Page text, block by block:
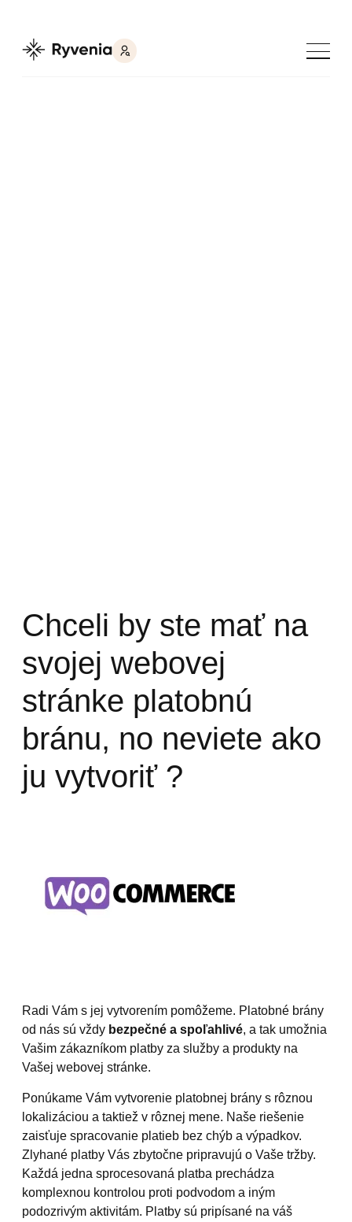
Chceli by ste mať na
svojej webovej
stránke platobnú
bránu, no neviete ako
ju vytvoriť ?
Radi Vám s jej vytvorením pomôžeme. Platobné brány
od nás sú vždy bezpečné a spoľahlivé, a tak umožnia
Vašim zákazníkom platby za služby a produkty na
Vašej webovej stránke.
Ponúkame Vám vytvorenie platobnej brány s rôznou
lokalizáciou a taktiež v rôznej mene. Naše riešenie
zaisťuje spracovanie platieb bez chýb a výpadkov.
Zlyhané platby Vás zbytočne pripravujú o Vaše tržby.
Každá jedna sprocesovaná platba prechádza
komplexnou kontrolou proti podvodom a iným
podozrivým aktivitám. Platby sú pripísané na váš